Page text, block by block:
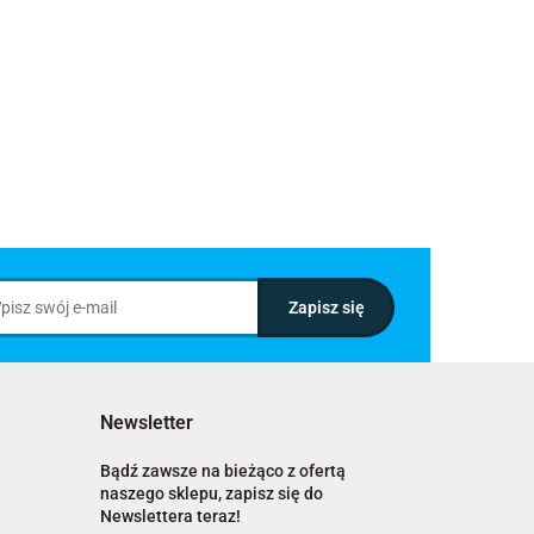
Newsletter
Bądź zawsze na bieżąco z ofertą
naszego sklepu, zapisz się do
Newslettera teraz!